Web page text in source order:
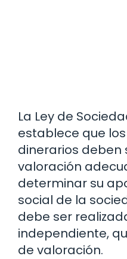
La Ley de
establece que
dinerarios deben
valoración
determinar su
social de la
debe ser
independiente,
de valoración.